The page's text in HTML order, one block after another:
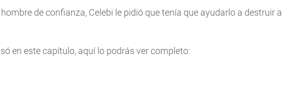
de confianza, Celebi le pidió que tenía que ayudarlo a destruir a
en este capítulo, aquí lo podrás ver completo: